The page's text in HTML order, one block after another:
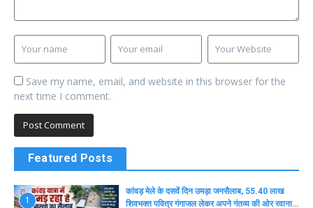
Save my name, email, and website in this browser for the
next time I comment.
Featured Posts
1
कांवड़ मेले के दसवें दिन उमड़ा जनसैलाब, 55.40 लाख
शिवभक्त पवित्र गंगाजल लेकर अपने गंतव्य की ओर रवाना…